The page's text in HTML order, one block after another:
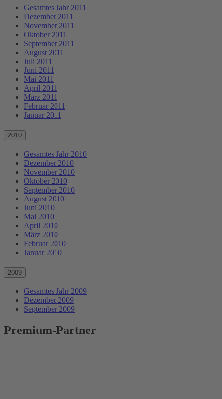
Gesamtes Jahr 2011
Dezember 2011
November 2011
Oktober 2011
September 2011
August 2011
Juli 2011
Juni 2011
Mai 2011
April 2011
März 2011
Februar 2011
Januar 2011
2010
Gesamtes Jahr 2010
Dezember 2010
November 2010
Oktober 2010
September 2010
August 2010
Juni 2010
Mai 2010
April 2010
März 2010
Februar 2010
Januar 2010
2009
Gesamtes Jahr 2009
Dezember 2009
September 2009
Premium-Partner